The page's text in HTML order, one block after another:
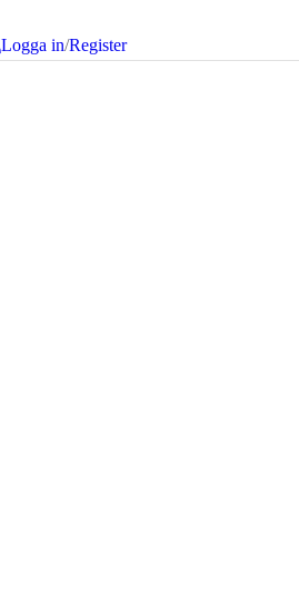
Logga in/Register